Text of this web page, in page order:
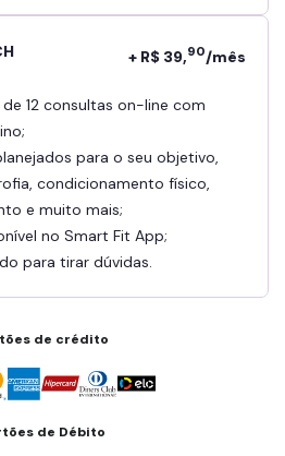
+ R$ 39,90/mês
de 12 consultas on-line com
para o seu objetivo,
condicionamento físico,
e muito mais;
no Smart Fit App;
para tirar dúvidas.
de crédito
de Débito